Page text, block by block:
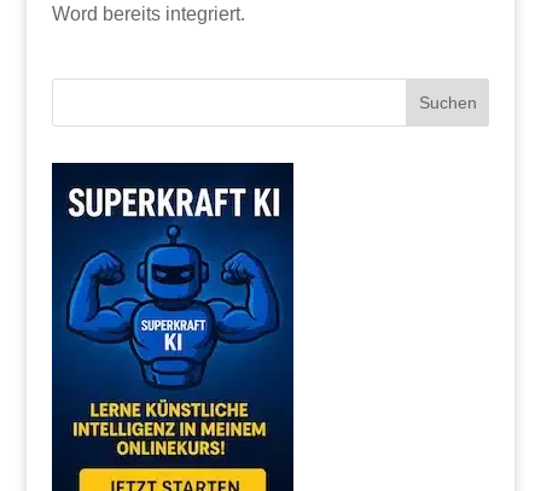
Word bereits integriert.